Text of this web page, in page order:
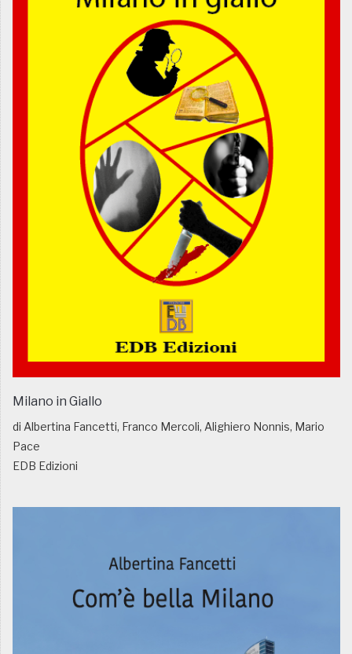
Milano in Giallo
di Albertina Fancetti, Franco Mercoli, Alighiero Nonnis, Mario
Pace
EDB Edizioni